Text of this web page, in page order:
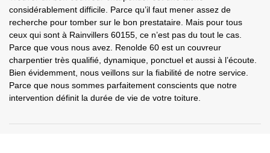
considérablement difficile. Parce qu’il faut mener assez de
recherche pour tomber sur le bon prestataire. Mais pour tous
ceux qui sont à Rainvillers 60155, ce n’est pas du tout le cas.
Parce que vous nous avez. Renolde 60 est un couvreur
charpentier très qualifié, dynamique, ponctuel et aussi à l’écoute.
Bien évidemment, nous veillons sur la fiabilité de notre service.
Parce que nous sommes parfaitement conscients que notre
intervention définit la durée de vie de votre toiture.